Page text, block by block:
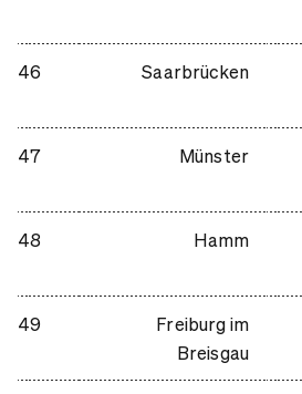
46 Saarbrücken
47 Münster
48 Hamm
49
Freiburg im
Breisgau